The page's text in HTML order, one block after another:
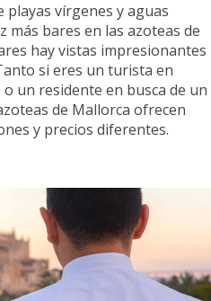
vírgenes y aguas
más bares en las azoteas de
hay vistas impresionantes
si eres un turista en
un residente en busca de un
de Mallorca ofrecen
y precios diferentes.